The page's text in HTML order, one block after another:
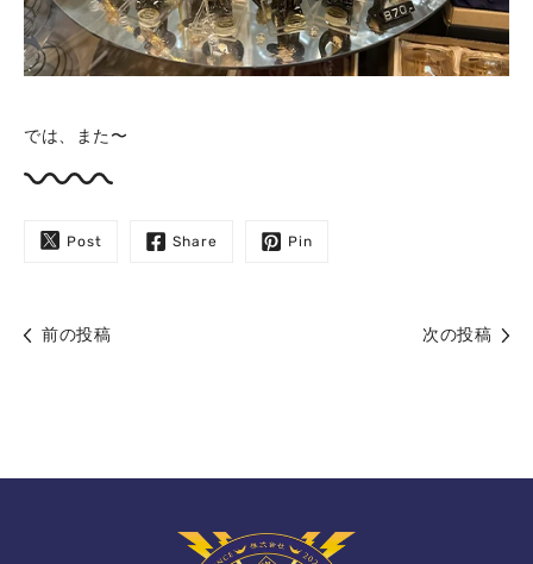
では、また〜
Post Share Pin
前の投稿 次の投稿